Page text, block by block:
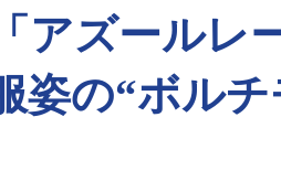
アズールレ
姿の“ボル